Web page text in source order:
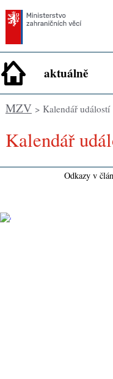
aktuálně
MZV> Kalendář událostí
Kalendář
Odkazy v